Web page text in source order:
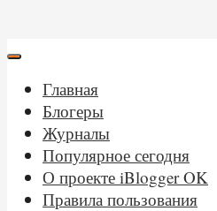
Главная
Блогеры
Журналы
Популярное сегодня
О проекте iBlogger OK
Правила пользования